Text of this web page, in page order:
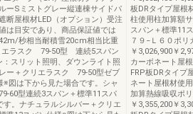
ーSミストグレー縦連棟サイドパ
断屋根材LED（オプション）受注
は目安であり、商品保証値では
秒相当耐積雪20cm相当比重
エラスク 79-50型 連続5スパン
スリット照明、ダウンライト照
ー＋クリエラスク 79-50型ゼブ
図は下から見た場合です。シャ
60型連続3スパン＋標準11スパ
。ナチュラルシルバー＋クリエ
板DRタイプ屋根
柱使用柱加算額
スパン＋標準11
７９−Ｌ６０ポ
￥3,026,900￥
カーボネート屋
FRP板DRタイプ
ネート屋根材使
加算熱線吸収ポ
￥3,355,200￥